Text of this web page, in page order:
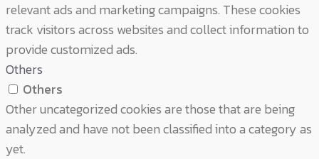
relevant ads and marketing campaigns. These cookies
track visitors across websites and collect information to
provide customized ads.
Others
Others
Other uncategorized cookies are those that are being
analyzed and have not been classified into a category as
yet.